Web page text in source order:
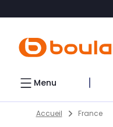
Menu
Skip to content
Return to Nav
Accueil France